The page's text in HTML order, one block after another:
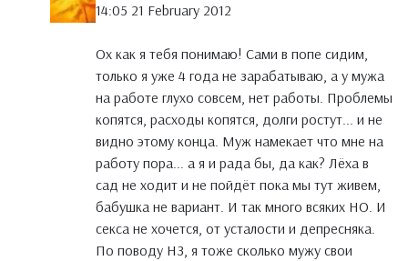
14:05 21 February 2012
Ох как я тебя понимаю! Сами в попе сидим,
только я уже 4 года не зарабатываю, а у мужа
на работе глухо совсем, нет работы. Проблемы
копятся, расходы копятся, долги ростут... и не
видно этому конца. Муж намекает что мне на
работу пора... а я и рада бы, да как? Лёха в
сад не ходит и не пойдёт пока мы тут живем,
бабушка не вариант. И так много всяких НО. И
секса не хочется, от усталости и депресняка.
По поводу НЗ, я тоже сколько мужу свои